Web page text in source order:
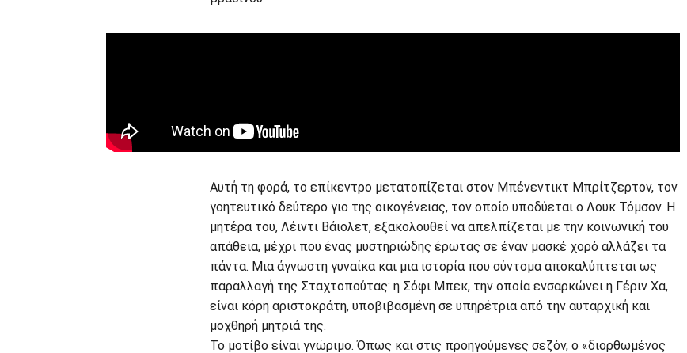
Αυτή τη φορά, το επίκεντρο μετατοπίζεται στον Μπένεντικτ Μπρίτζερτον, τον
γοητευτικό δεύτερο γιο της οικογένειας, τον οποίο υποδύεται ο Λουκ Τόμσον. Η
μητέρα του, Λέιντι Βάιολετ, εξακολουθεί να απελπίζεται με την κοινωνική του
απάθεια, μέχρι που ένας μυστηριώδης έρωτας σε έναν μασκέ χορό αλλάζει τα
πάντα. Μια άγνωστη γυναίκα και μια ιστορία που σύντομα αποκαλύπτεται ως
παραλλαγή της Σταχτοπούτας: η Σόφι Μπεκ, την οποία ενσαρκώνει η Γέριν Χα,
είναι κόρη αριστοκράτη, υποβιβασμένη σε υπηρέτρια από την αυταρχική και
μοχθηρή μητριά της.
Το μοτίβο είναι γνώριμο. Όπως και στις προηγούμενες σεζόν, ο «διορθωμένος